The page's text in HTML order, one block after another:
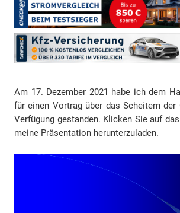
Am 17. Dezember 2021 habe ich dem
für einen Vortrag über das Scheitern der
Verfügung gestanden. Klicken Sie auf
meine Präsentation herunterzuladen.